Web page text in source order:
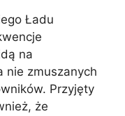
Ładu
na
nie zmuszanych
Przyjęty
że